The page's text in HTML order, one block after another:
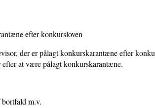
efter konkursloven
der er pålagt konkurskarantæne efter
efter at være pålagt konkurskarantæne.
m.v.